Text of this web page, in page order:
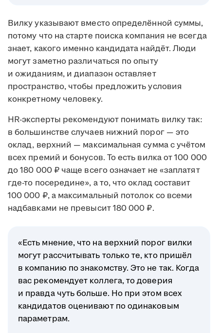
Вилку указывают вместо определённой суммы,
потому что на старте поиска компания не всегда
знает, какого именно кандидата найдёт. Люди
могут заметно различаться по опыту
и ожиданиям, и диапазон оставляет
пространство, чтобы предложить условия
конкретному человеку.
HR-эксперты рекомендуют понимать вилку так:
в большинстве случаев нижний порог — это
оклад, верхний — максимальная сумма с учётом
всех премий и бонусов. То есть вилка от 100 000
до 180 000 ₽ чаще всего означает не «заплатят
где-то посередине», а то, что оклад составит
100 000 ₽, а максимальный потолок со всеми
надбавками не превысит 180 000 ₽.
«Есть мнение, что на верхний порог вилки
могут рассчитывать только те, кто пришёл
в компанию по знакомству. Это не так. Когда
вас рекомендует коллега, то доверия
и правда чуть больше. Но при этом всех
кандидатов оценивают по одинаковым
параметрам.